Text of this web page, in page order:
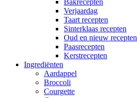
Bakrecepten
Verjaardag
Taart recepten
Sinterklaas recepten
Oud en nieuw recepten
Paasrecepten
Kerstrecepten
Ingrediënten
Aardappel
Broccoli
Courgette